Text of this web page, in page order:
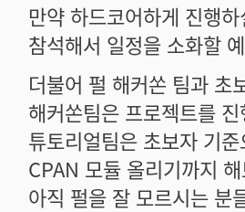
만약 하드코어하게 진행
참석해서 일정을 소화할
더불어 펄 해커쏜 팀과 초
해커쏜팀은 프로젝트를
튜토리얼팀은 초보자 기
CPAN 모듈 올리기까지
아직 펄을 잘 모르시는 분